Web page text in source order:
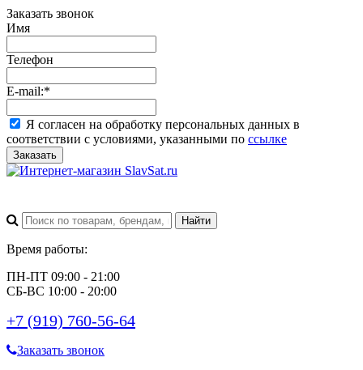
Заказать звонок
Имя
Телефон
E-mail:*
Я согласен на обработку персональных данных в
соответствии с условиями, указанными по ссылке
Заказать
Время работы:
ПН-ПТ 09:00 - 21:00
СБ-ВС 10:00 - 20:00
+7 (919) 760-56-64
Заказать звонок